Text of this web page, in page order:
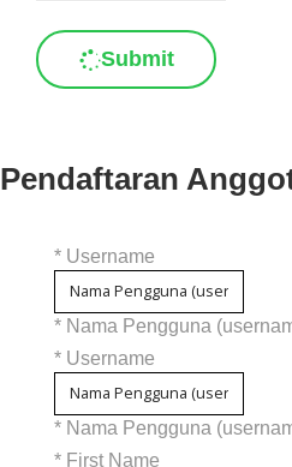
Submit
Pendaftaran
* Username
* Nama Pengguna
* Username
* Nama Pengguna
* First Name